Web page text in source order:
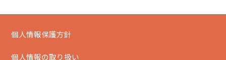
個人情報保護方針
個人情報の取り扱い